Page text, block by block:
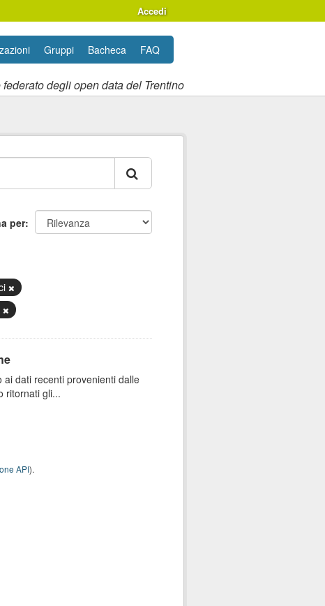
Accedi
federato degli open data del Trentino
Gruppi Bacheca FAQ
per
dati recenti provenienti dalle
ritornati gli...
API).